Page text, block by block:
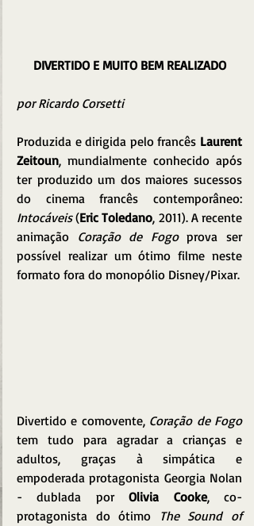
DIVERTIDO E MUITO BEM REALIZADO
por Ricardo Corsetti
Produzida e dirigida pelo francês Laurent
Zeitoun, mundialmente conhecido após
ter produzido um dos maiores sucessos
Intocáveis (Eric Toledano, 2011). A recente
animação Coração de Fogo prova ser
possível realizar um ótimo filme neste
formato fora do monopólio Disney/Pixar.
Divertido e comovente, Coração de Fogo
tem tudo para agradar a crianças e
adultos, graças à simpática e
empoderada protagonista Georgia Nolan
- dublada por Olivia Cooke, co-
protagonista do ótimo
The Sound of